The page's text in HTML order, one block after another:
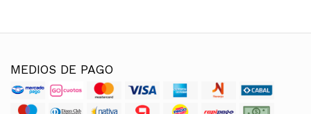
MEDIOS DE PAGO